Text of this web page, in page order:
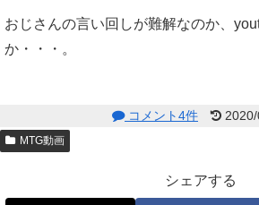
おじさんの言い回しが難解なのか、
か・・・。
コメント4件
MTG動画
シェアする